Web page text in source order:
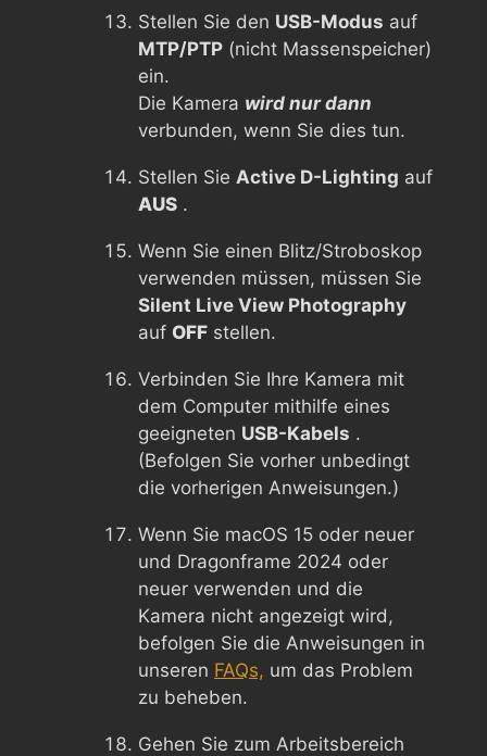
Stellen Sie den USB-Modus auf
MTP/PTP (nicht Massenspeicher)
ein.
Die Kamera wird nur dann
verbunden, wenn Sie dies tun.
Stellen Sie Active D-Lighting auf
AUS .
Wenn Sie einen Blitz/Stroboskop
verwenden müssen, müssen Sie
Silent Live View Photography
auf OFF stellen.
Verbinden Sie Ihre Kamera mit
dem Computer mithilfe eines
geeigneten USB-Kabels .
(Befolgen Sie vorher unbedingt
die vorherigen Anweisungen.)
Wenn Sie macOS 15 oder neuer
und Dragonframe 2024 oder
neuer verwenden und die
Kamera nicht angezeigt wird,
befolgen Sie die Anweisungen in
unseren FAQs, um das Problem
zu beheben.
Gehen Sie zum Arbeitsbereich